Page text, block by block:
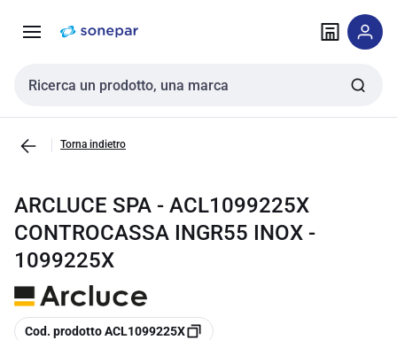
navigazione alla
Cerca input
Torna indietro
ARCLUCE SPA - ACL1099225X
CONTROCASSA INGR55 INOX -
1099225X
copia
Cod. prodotto ACL1099225X